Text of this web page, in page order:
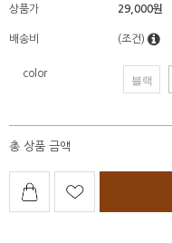
상품가 29,000원
배송비 (조건)
color 블랙
총 상품 금액